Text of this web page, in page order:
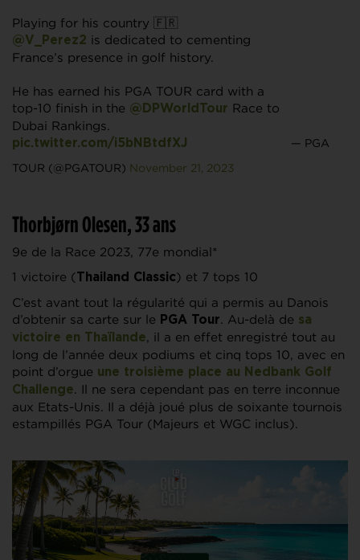
Playing for his country 🇫🇷
@V_Perez2 is dedicated to cementing
France’s presence in golf history.
He has earned his PGA TOUR card with a
top-10 finish in the @DPWorldTour Race to
Dubai Rankings.
pic.twitter.com/i5bNBtdfXJ — PGA
TOUR (@PGATOUR) November 21, 2023
Thorbjørn Olesen, 33 ans
9e de la Race 2023, 77e mondial*
1 victoire (Thailand Classic) et 7 tops 10
C’est avant tout la régularité qui a permis au Danois
d’obtenir sa carte sur le PGA Tour. Au-delà de sa
victoire en Thaïlande, il a en effet enregistré tout au
long de l’année deux podiums et cinq tops 10, avec en
point d’orgue une troisième place au Nedbank Golf
Challenge. Il ne sera cependant pas en terre inconnue
aux Etats-Unis. Il a déjà joué plus de soixante tournois
estampillés PGA Tour (Majeurs et WGC inclus).